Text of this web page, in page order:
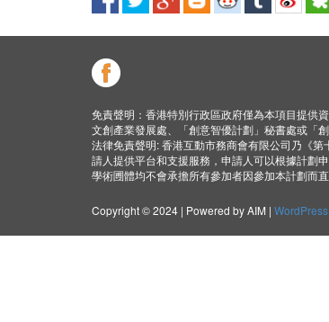
免責聲明：香港特別行政區政府僅為本項目提供
文創產業發展處、「創意智優計劃」秘書處或「
法律免責聲明: 香港互動市務商會有限公司乃《
請人提供平台和支援服務，申請人可以根據計劃
學術圑體均不會承擔所有參加者因參加本計劃而
Copyright © 2024 | Powered by AIM |